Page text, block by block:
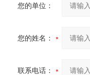
您的单位：
您的姓名：
联系电话：